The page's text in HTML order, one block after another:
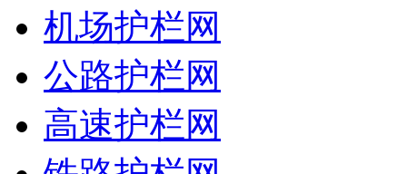
机场护栏网
公路护栏网
高速护栏网